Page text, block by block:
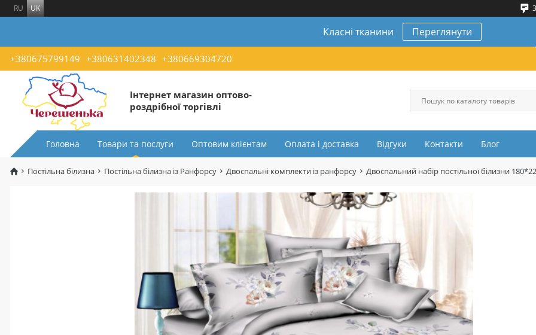
RU UK
Класні тканини Переглянути
+380675799149 +380631402348 +380669304720
Інтернет магазин оптово-
роздрібної торгівлі
Головна Товари та послуги Оптовим клієнтам Оплата і доставка Відгуки Контакти Блог
Постільна білизна Постільна білизна із Ранфорсу Двоспальні комплекти із ранфорсу Двоспальний набір постільної білизни